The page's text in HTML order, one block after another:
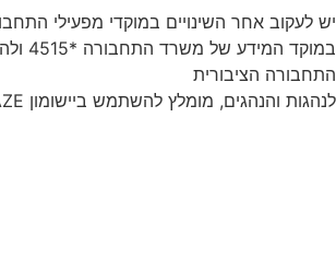
יש לעקוב אחר השינויים במוקדי מפעילי
במוקד
התחבורה הציבורית
לנהגות והנהגים, מומלץ להשתמש ביישומון WAZE לדרכים חלופיות